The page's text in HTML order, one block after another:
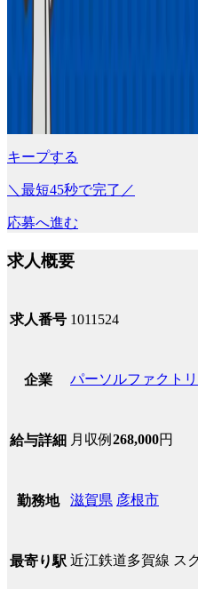
キープする
＼最短45秒で完了／
応募へ進む
求人概要
求人番号 1011524
企業 パーソルファクト
給与詳細 月収例 268,000円
勤務地 滋賀県 彦根市
最寄り駅 近江鉄道多賀線 ス